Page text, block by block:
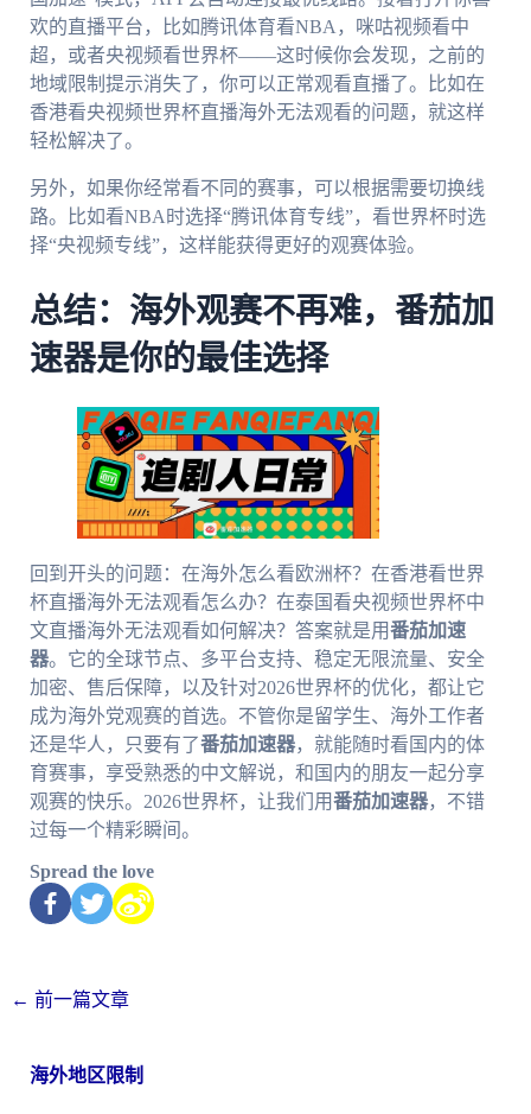
欢的直播平台，比如腾讯体育看NBA，咪咕视频看中
超，或者央视频看世界杯——这时候你会发现，之前的
地域限制提示消失了，你可以正常观看直播了。比如在
香港看央视频世界杯直播海外无法观看的问题，就这样
轻松解决了。
另外，如果你经常看不同的赛事，可以根据需要切换线
路。比如看NBA时选择“腾讯体育专线”，看世界杯时选
择“央视频专线”，这样能获得更好的观赛体验。
总结：海外观赛不再难，番茄加
速器是你的最佳选择
回到开头的问题：在海外怎么看欧洲杯？在香港看世界
杯直播海外无法观看怎么办？在泰国看央视频世界杯中
文直播海外无法观看如何解决？答案就是用番茄加速
器。它的全球节点、多平台支持、稳定无限流量、安全
加密、售后保障，以及针对2026世界杯的优化，都让它
成为海外党观赛的首选。不管你是留学生、海外工作者
还是华人，只要有了番茄加速器，就能随时看国内的体
育赛事，享受熟悉的中文解说，和国内的朋友一起分享
观赛的快乐。2026世界杯，让我们用番茄加速器，不错
过每一个精彩瞬间。
Spread the love
← 前一篇文章
海外地区限制